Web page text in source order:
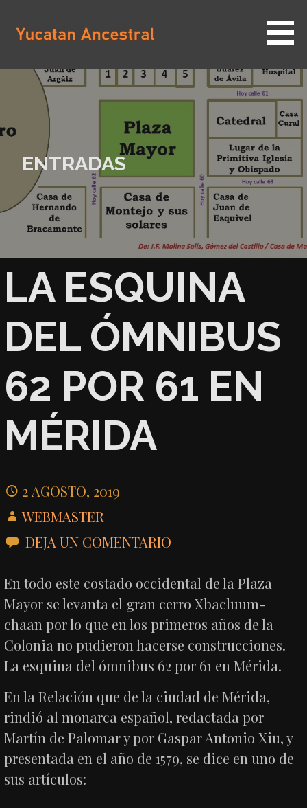
contenido
YUCATAN ANCESTRAL
ENTRADAS
LA ESQUINA
DEL ÓMNIBUS
62 POR 61 EN
MÉRIDA
2 AGOSTO, 2019
WEBMASTER
DEJA UN COMENTARIO
En todo este costado occidental de la Plaza
Mayor se levanta el gran cerro Xbacluum-
chaan por lo que en los primeros años de la
Colonia no pudieron hacerse construcciones.
La esquina del ómnibus 62 por 61 en Mérida.
En la Relación que de la ciudad de Mérida,
rindió al monarca español, redactada por
Martín de Palomar y por Gaspar Antonio Xiu, y
presentada en el año de 1579, se dice en uno de
sus artículos: